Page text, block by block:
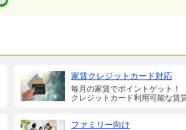
家賃クレジットカード対応
毎月の家賃でポイントゲット！
クレジットカード利用可能な賃
ファミリー向け